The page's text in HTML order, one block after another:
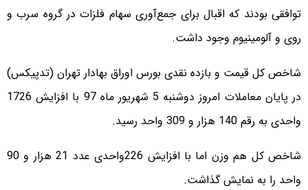
توافقی بودند که اقبال برای جمع‌آوری سهام فلزات در گروه سرب و
روی و آلومینیوم وجود داشت.
شاخص کل قیمت و بازده نقدی بورس اوراق بهادار تهران (تدپیکس)
در پایان معاملات امروز دوشنبه 5 شهریور ماه 97 با افزایش 1726
واحدی به رقم 140 هزار و 309 واحد رسید.
شاخص کل هم ‌وزن اما با افزایش 226واحدی عدد 21 هزار و 90
واحد را به نمایش گذاشت.